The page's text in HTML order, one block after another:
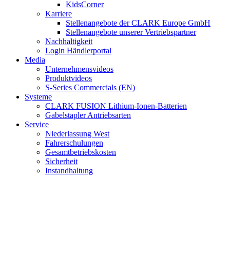
KidsCorner
Karriere
Stellenangebote der CLARK Europe GmbH
Stellenangebote unserer Vertriebspartner
Nachhaltigkeit
Login Händlerportal
Media
Unternehmensvideos
Produktvideos
S-Series Commercials (EN)
Systeme
CLARK FUSION Lithium-Ionen-Batterien
Gabelstapler Antriebsarten
Service
Niederlassung West
Fahrerschulungen
Gesamtbetriebskosten
Sicherheit
Instandhaltung